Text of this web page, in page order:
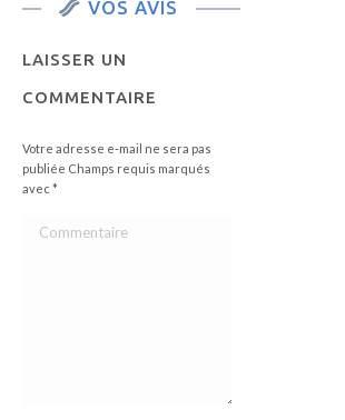
VOS AVIS
LAISSER UN
COMMENTAIRE
Votre adresse e-mail ne sera pas
publiée Champs requis marqués
avec *
Commentaire